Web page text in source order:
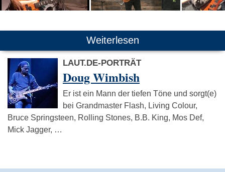
Weiterlesen
LAUT.DE-PORTRÄT
Doug Wimbish
Er ist ein Mann der tiefen Töne und sorgt(e)
bei Grandmaster Flash, Living Colour,
Bruce Springsteen, Rolling Stones, B.B. King, Mos Def,
Mick Jagger, …